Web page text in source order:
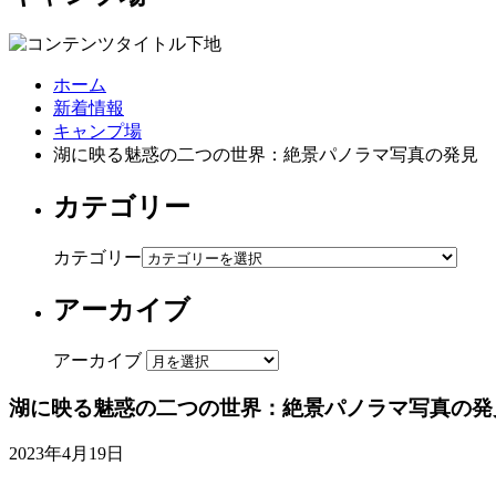
ホーム
新着情報
キャンプ場
湖に映る魅惑の二つの世界：絶景パノラマ写真の発見
カテゴリー
カテゴリー
アーカイブ
アーカイブ
湖に映る魅惑の二つの世界：絶景パノラマ写真の
2023年4月19日